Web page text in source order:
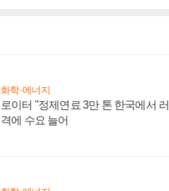
화학·에너지
로이터 "정제연료 3만 톤 한국에서
격에 수요 늘어